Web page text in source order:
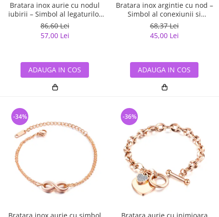
Bratara inox aurie cu nodul
iubirii – Simbol al legaturilor
durabile
86,60 Lei
57,00 Lei
ADAUGA IN COS
Bratara inox argintie cu nod –
Simbol al conexiunii si
echilibrului
68,37 Lei
45,00 Lei
ADAUGA IN COS
-34% -36%